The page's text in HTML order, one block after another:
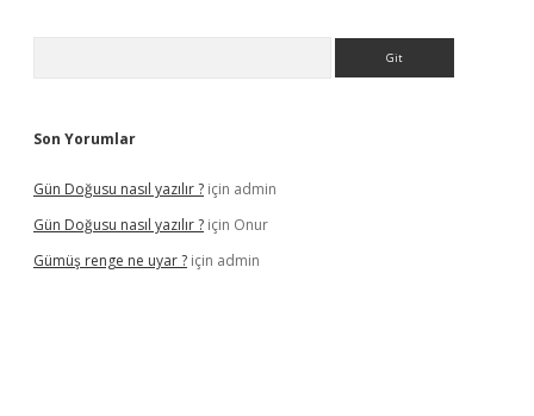
Son Yorumlar
Gün Doğusu nasıl yazılır ? için admin
Gün Doğusu nasıl yazılır ? için Onur
Gümüş renge ne uyar ? için admin